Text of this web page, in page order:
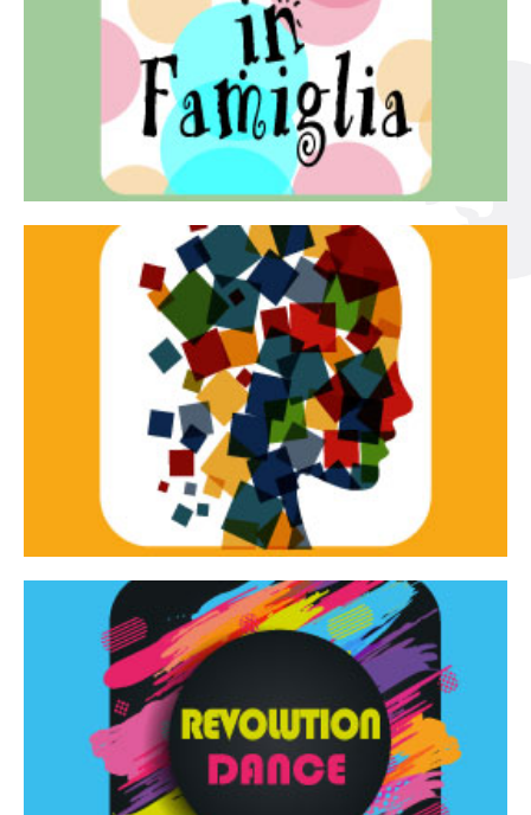
Teatro in famiglia
Teatro In Famiglia è una rassegna di teatro concepita
per far condividere e godere del teatro all’intera
famiglia.
Tracce dinamiche
Tracce Dinamiche è una rassegna di teatro
d’innovazione e sperimentale.
Continua
Revolution Dance
Rassegna di danza contemporanea – I Edizione